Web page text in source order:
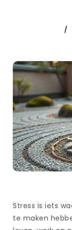
Stress is iets
te maken